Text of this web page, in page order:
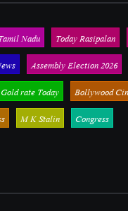
Nadu Today Rasipalan
Assembly Election 2026
Gold rate Today
Bollywood
M K Stalin
Congress